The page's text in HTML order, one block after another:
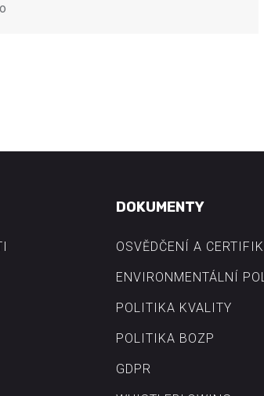
DOKUMENTY
OSVĚDČENÍ A
ENVIRONMENTÁLNÍ
POLITIKA KVALITY
POLITIKA BOZP
GDPR